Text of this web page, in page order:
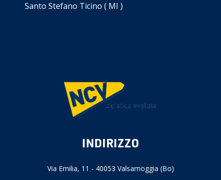
Santo Stefano Ticino ( MI )
INDIRIZZO
Via Emilia, 11 - 40053 Valsamoggia (Bo)